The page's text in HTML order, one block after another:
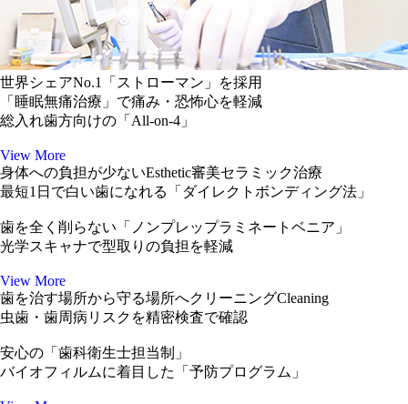
世界シェアNo.1
「ストローマン」を採用
「 睡眠無痛治療 」で痛み・恐怖心を軽減
総入れ歯方向けの「 All-on-4 」
View More
身体への負担が少ないEsthetic審美セラミック治療
最短1日で白い歯になれる
「ダイレクトボンディング法」
歯を全く削らない「 ノンプレップラミネートベニア 」
光学スキャナで型取りの負担を軽減
View More
歯を治す場所から守る場所へクリーニングCleaning
虫歯・歯周病リスク を精密検査で確認
安心の「 歯科衛生士担当制 」
バイオフィルムに着目した「 予防プログラム 」